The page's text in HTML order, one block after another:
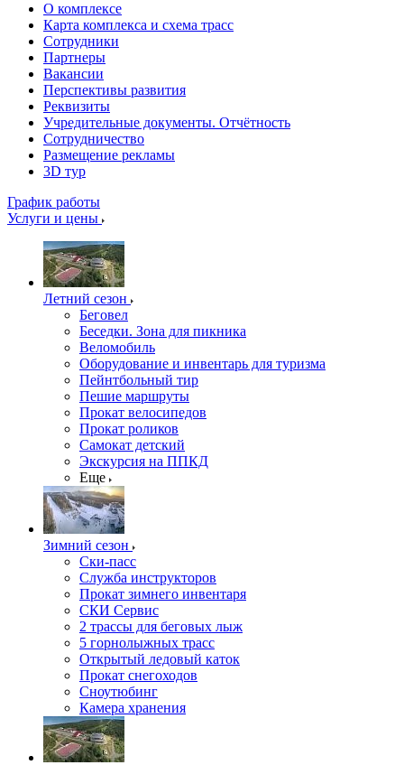
О комплексе
Карта комплекса и схема трасс
Сотрудники
Партнеры
Вакансии
Перспективы развития
Реквизиты
Учредительные документы. Отчётность
Сотрудничество
Размещение рекламы
3D тур
График работы
Услуги и цены
Летний сезон
Беговел
Беседки. Зона для пикника
Веломобиль
Оборудование и инвентарь для туризма
Пейнтбольный тир
Пешие маршруты
Прокат велосипедов
Прокат роликов
Самокат детский
Экскурсия на ППКД
Еще
Зимний сезон
Ски-пасс
Служба инструкторов
Прокат зимнего инвентаря
СКИ Сервис
2 трассы для беговых лыж
5 горнолыжных трасс
Открытый ледовый каток
Прокат снегоходов
Сноутюбинг
Камера хранения